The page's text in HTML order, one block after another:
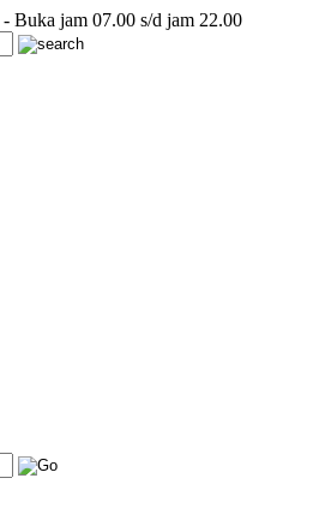
- Buka jam 07.00 s/d jam 22.00